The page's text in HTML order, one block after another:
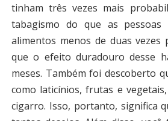
tinham três vezes mais
tabagismo do que as pessoas
alimentos menos de duas vezes
que o efeito duradouro desse
meses. Também foi descoberto
como laticínios, frutas e
cigarro. Isso, portanto, significa